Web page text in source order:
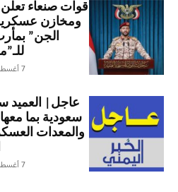
قوات صنعاء
ومخازن
الجن”
7 أغسطس، 2026
عاجل|
سعودية بما
والمعدات
7 أغسطس، 2026